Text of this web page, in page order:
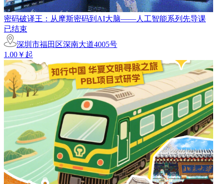
密码破译王：从摩斯密码到AI大脑——人工智能系列先导课
已结束
深圳市福田区深南大道4005号
1.00￥起